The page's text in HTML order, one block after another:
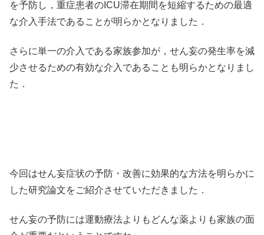
を予防し，重症患者のICU滞在期間を短縮するための最適
な介入手法であることが明らかとなりました．
さらに単一の介入である家族参加が，せん妄の発生率を減
少させるための有効な介入であることも明らかとなりまし
た．
今回はせん妄症状の予防・改善に効果的な方法を明らかに
した研究論文をご紹介させていただきました．
せん妄の予防には運動療法よりもどんな薬よりも家族の面